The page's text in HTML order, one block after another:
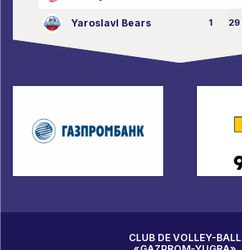
Yaroslavl Bears 1 29
CLUB DE VOLLEY-BALL